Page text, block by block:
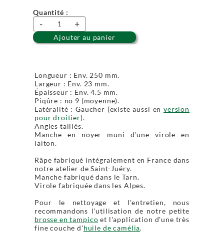
Quantité :
- +
Ajouter au panier
Longueur : Env. 250 mm.
Largeur : Env. 23 mm.
Épaisseur : Env. 4.5 mm.
Piqûre : no 9 (moyenne).
Latéralité : Gaucher (existe aussi enversion
pour droitier).
Angles taillés.
Manche en noyer muni d'une virole en
laiton.
Râpe fabriqué intégralement en France dans
notre atelier de Saint-Juéry.
Manche fabriqué dans le Tarn.
Virole fabriquée dans les Alpes.
Pour le nettoyage et l'entretien, nous
recommandons l'utilisation de notre petite
brosse en tampico et l'application d'une très
fine couche d'huile de camélia.